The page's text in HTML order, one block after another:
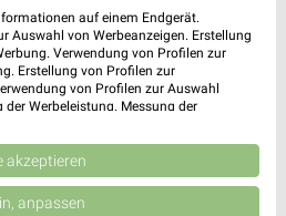
Enkenbach-Alsenborn
1
Alsenborn
1 Prospekt
auf einem Endgerät.
Auswahl von Werbeanzeigen. Erstellung
Verwendung von Profilen zur
Erstellung von Profilen zur
von Profilen zur Auswahl
Werbeleistung. Messung der
Quellen. Entwicklung und
reduzierter Daten zur Auswahl
Union weitergegeben und in die
akzeptieren
anpassen